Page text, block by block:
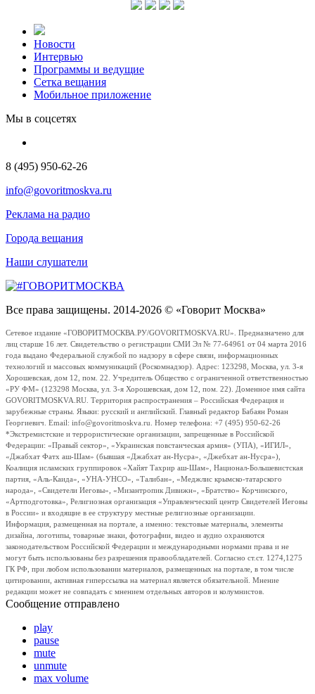
Новости
Интервью
Программы и ведущие
Сетка вещания
Мобильное приложение
Мы в соцсетях
8 (495) 950-62-26
info@govoritmoskva.ru
Реклама на радио
Города вещания
Наши слушатели
Все права защищены. 2014-2026 © «Говорит Москва»
Сетевое издание «ГОВОРИТМОСКВА.РУ/GOVORITMOSKVA.RU». Предназначено для
лиц старше 16 лет. Свидетельство о регистрации СМИ Эл № 77-64961 от 04 марта 2016
года выдано Федеральной службой по надзору в сфере связи, информационных
технологий и массовых коммуникаций (Роскомнадзор). Адрес: 123298, Москва, ул. 3-я
Хорошевская, дом 12, пом. 22. Учредитель Общество с ограниченной ответственностью
«РУ ФМ» (123298 Москва, ул. 3-я Хорошевская, дом 12, пом. 22). Доменное имя сайта
GOVORITMOSKVA.RU. Территория распространения – Российская Федерация и
зарубежные страны. Языки: русский и английский. Главный редактор Бабаян Роман
Георгиевич. Email: info@govoritmoskva.ru. Номер телефона: +7 (495) 950-62-26
*Экстремистские и террористические организации, запрещенные в Российской
Федерации: «Правый сектор», «Украинская повстанческая армия» (УПА), «ИГИЛ»,
«Джабхат Фатх аш-Шам» (бывшая «Джабхат ан-Нусра», «Джебхат ан-Нусра»),
Коалиция исламских группировок «Хайят Тахрир аш-Шам», Национал-Большевистская
партия, «Аль-Каида», «УНА-УНСО», «Талибан», «Меджлис крымско-татарского
народа», «Свидетели Иеговы», «Мизантропик Дивижн», «Братство» Корчинского,
«Артподготовка», Религиозная организация «Управленческий центр Свидетелей Иеговы
в России» и входящие в ее структуру местные религиозные организации.
Информация, размещенная на портале, а именно: текстовые материалы, элементы
дизайна, логотипы, товарные знаки, фотографии, видео и аудио охраняются
законодательством Российской Федерации и международными нормами права и не
могут быть использованы без разрешения правообладателей. Согласно ст.ст. 1274,1275
ГК РФ, при любом использовании материалов, размещенных на портале, в том числе
цитировании, активная гиперссылка на материал является обязательной. Мнение
редакции может не совпадать с мнением отдельных авторов и колумнистов.
Сообщение отправлено
play
pause
mute
unmute
max volume